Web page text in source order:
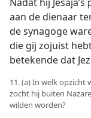
aan de dienaar
de synagoge
die gij zojuist
betekende dat
11. (a) In welk opzicht
zocht hij buiten
wilden worden?